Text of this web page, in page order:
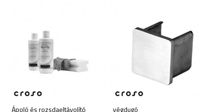
Ápoló és rozsdaeltávolító végdugó